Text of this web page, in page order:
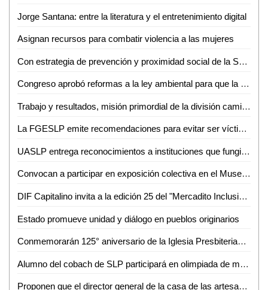
Jorge Santana: entre la literatura y el entretenimiento digital
Asignan recursos para combatir violencia a las mujeres
Con estrategia de prevención y proximidad social de la SSPC de la Capital, baja la incidencia de delitos patrimoniales
Congreso aprobó reformas a la ley ambiental para que la Segam celebre convenios con los ayuntamientos para la rehabilitación de las áreas verdes
Trabajo y resultados, misión primordial de la división caminos de la Guardia Civil estatal
La FGESLP emite recomendaciones para evitar ser víctima del robo de vehículos
UASLP entrega reconocimientos a instituciones que fungieron como campos clínicos para estudiantes de la Facultad de Medicina
Convocan a participar en exposición colectiva en el Museo del Ferrocarril
DIF Capitalino invita a la edición 25 del "Mercadito Inclusivo"
Estado promueve unidad y diálogo en pueblos originarios
Conmemorarán 125° aniversario de la Iglesia Presbiteriana Divino Redentor en Ciudad Valles
Alumno del cobach de SLP participará en olimpiada de matemáticas en inglaterra
Proponen que el director general de la casa de las artesanías se incorpore al consejo consultivo estatal de turismo